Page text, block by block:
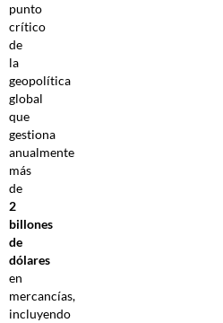
punto
crítico
de
la
geopolítica
global
que
gestiona
anualmente
más
de
2
billones
de
dólares
en
mercancías,
incluyendo